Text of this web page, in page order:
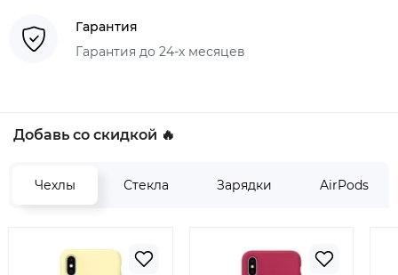
Гарантия
Гарантия до 24-х месяцев
Добавь со скидкой 🔥
Чехлы Стекла Зарядки AirPods